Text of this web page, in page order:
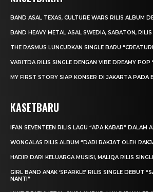
BAND ASAL TEXAS, CULTURE WARS RILIS ALBUM
BAND HEAVY METAL ASAL SWEDIA, SABATON,
THE RASMUS LUNCURKAN SINGLE BARU
VARITDA RILIS SINGLE DENGAN VIBE DREAMY POP
MY FIRST STORY SIAP KONSER DI JAKARTA PADA
KASETBARU
IFAN SEVENTEEN RILIS LAGU “APA KABAR” DALAM
WONGALAS RILIS ALBUM “DARI RAKJAT OLEH
HADIR DARI KELUARGA MUSISI, MALIQA RILIS
GIRL BAND ANAK ‘SPARKLE’ RILIS SINGLE DEBUT
NANTI”